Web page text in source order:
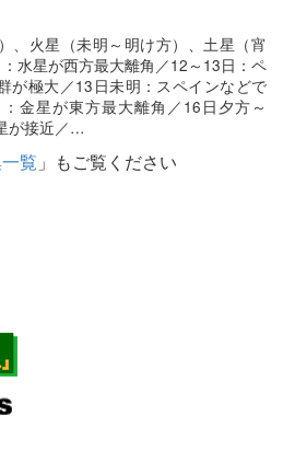
、火星（未明～明け方）、土星（宵
水星が西方最大離角／12～13日：ペ
が極大／13日未明：スペインなどで
金星が東方最大離角／16日夕方～
が接近／…
覧 」もご覧ください